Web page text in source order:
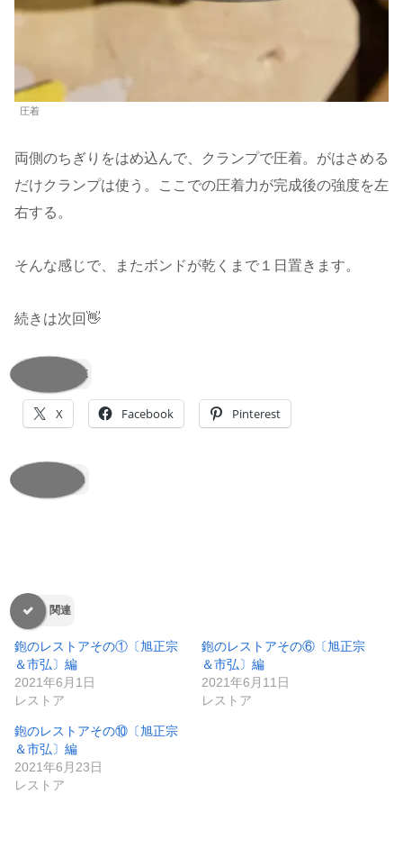
圧着
両側のちぎりをはめ込んで、クランプで圧着。がはさめる
だけクランプは使う。ここでの圧着力が完成後の強度を左
右する。
そんな感じで、またボンドが乾くまで１日置きます。
続きは次回👋
SHARE
X Facebook Pinterest
いいね:
関連
鉋のレストアその①〔旭正宗
＆市弘〕編
2021年6月1日
レストア
鉋のレストアその⑥〔旭正宗
＆市弘〕編
2021年6月11日
レストア
鉋のレストアその⑩〔旭正宗
＆市弘〕編
2021年6月23日
レストア